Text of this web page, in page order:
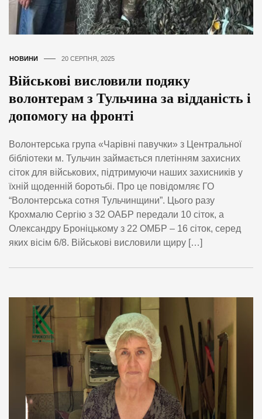
НОВИНИ 20 СЕРПНЯ, 2025
Військові висловили подяку
волонтерам з Тульчина за відданість і
допомогу на фронті
Волонтерська група «Чарівні павучки» з Центральної
бібліотеки м. Тульчин займається плетінням захисних
сіток для військових, підтримуючи наших захисників у
їхній щоденній боротьбі. Про це повідомляє ГО
“Волонтерська сотня Тульчинщини”. Цього разу
Крохмалю Сергію з 32 ОАБР передали 10 сіток, а
Олександру Броніцькому з 22 ОМБР – 16 сіток, серед
яких вісім 6/8. Військові висловили щиру […]